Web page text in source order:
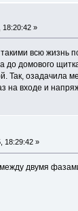
18:20:42 »
всю жизнь
до домового
Так,
на входе и
18:29:42 »
двумя